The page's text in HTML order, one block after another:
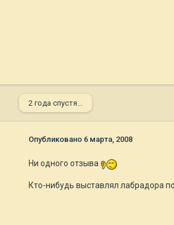
2 года спустя...
Опубликовано 6 марта, 2008
Ни одного отзыва
Кто-нибудь выставлял лабрадора